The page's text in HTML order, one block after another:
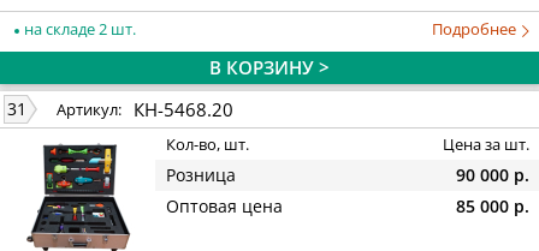
на складе 2 шт. Подробнее
В КОРЗИНУ >
31 Артикул: КН-5468.20
Кол-во, шт. Цена за шт.
Розница
90 000 р.
Оптовая цена
85 000 р.